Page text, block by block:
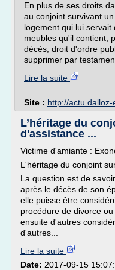
En plus de ses droits
au conjoint survivant
logement qui lui
meubles qu'il contient,
décès, droit d'ordre
supprimer par
Lire la suite
Site : http://
L’héritage du
d'assistance ...
Victime d'amiante :
L'héritage du conjoint
La question est de
après le décès de son
elle puisse être
procédure de divorce
ensuite d'autres
d'autres...
Lire la suite
Date: 2017-09-15